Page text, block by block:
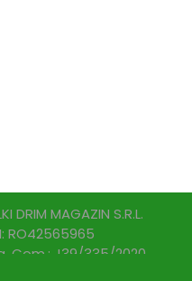
DRIM MAGAZIN S.R.L.
RO42565965
Com.: J39/335/2020